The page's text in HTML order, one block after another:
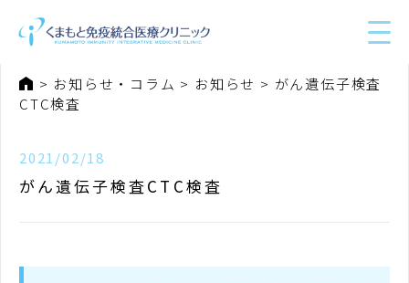
ホーム
お知らせ・コラム お知らせ
がん遺伝子検査
CTC検査
2021/02/18
がん遺伝子検査CTC検査